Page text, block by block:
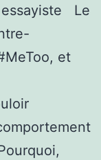
essayiste Le
et